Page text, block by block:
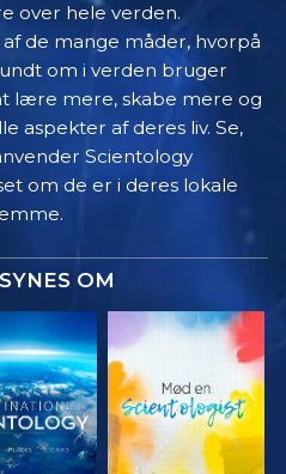
over hele verden.
de mange måder, hvorpå
om i verden bruger
lære mere, skabe mere og
aspekter af deres liv. Se,
Scientology
om de er i deres lokale
OM